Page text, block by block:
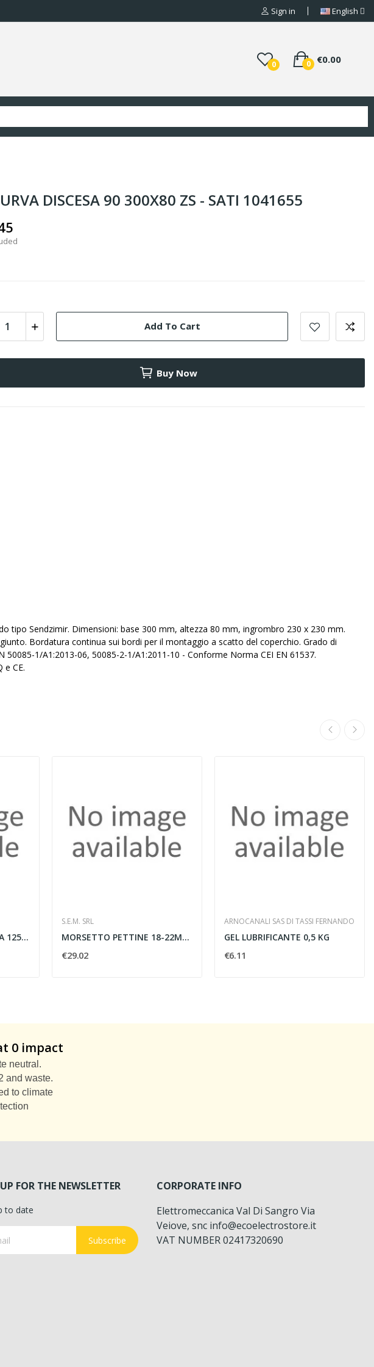
Sign in English
0 €0.00
0
DISCESA 90 300X80 ZS - SATI 1041655
Add To Cart
Buy Now
tipo Sendzimir. Dimensioni: base 300 mm, altezza 80 mm, ingrombro 230 x 230 mm.
Bordatura continua sui bordi per il montaggio a scatto del coperchio. Grado di
1/A1:2013-06, 50085-2-1/A1:2011-10 - Conforme Norma CEI EN 61537.
e CE.
REATTORE PER LAMPADA 125HG
S.E.M. SRL
MORSETTO PETTINE 18-22MM 2VITI
€29.02
ARNOCANALI SAS DI TASSI FERNANDO
GEL LUBRIFICANTE 0,5 KG
€6.11
0 impact
neutral.
and waste.
to climate
FOR THE NEWSLETTER
to date
Subscribe
CORPORATE INFO
Elettromeccanica Val Di Sangro Via
Veiove, snc info@ecoelectrostore.it
VAT NUMBER 02417320690